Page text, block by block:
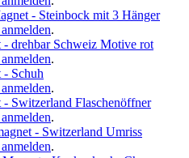
- Steinbock mit 3 Hänger
.
- drehbar Schweiz Motive rot
.
- Schuh
.
- Switzerland Flaschenöffner
.
- Switzerland Umriss
.